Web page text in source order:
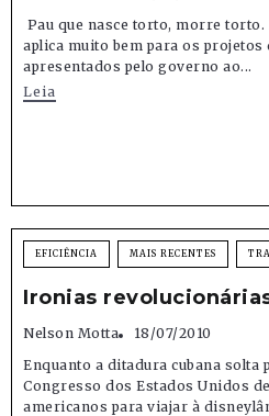
Pau que nasce torto, morre torto.
aplica muito bem para os projetos
apresentados pelo governo ao...
Leia
EFICIÊNCIA MAIS RECENTES
Ironias
Nelson Motta
18/07/2010
Enquanto a ditadura cubana solta
Congresso dos Estados Unidos
americanos para viajar à